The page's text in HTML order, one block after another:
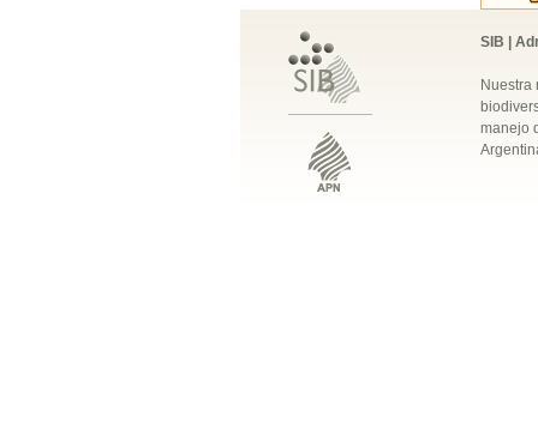
SIB |
Nuestra
manejo